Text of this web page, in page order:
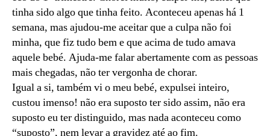
tinha sido algo que tinha feito. Aconteceu apenas há 1
semana, mas ajudou-me aceitar que a culpa não foi
minha, que fiz tudo bem e que acima de tudo amava
aquele bebé. Ajuda-me falar abertamente com as pessoas
mais chegadas, não ter vergonha de chorar.
Igual a si, também vi o meu bebé, expulsei inteiro,
custou imenso! não era suposto ter sido assim, não era
suposto eu ter distinguido, mas nada aconteceu como
“suposto”, nem levar a gravidez até ao fim.